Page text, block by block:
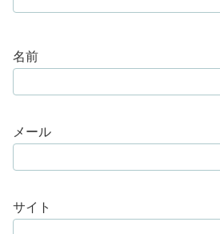
名前
メール
サイト